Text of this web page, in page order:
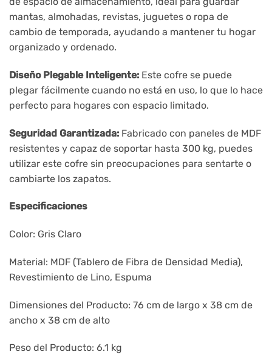
mantas, almohadas, revistas, juguetes o ropa de
cambio de temporada, ayudando a mantener tu hogar
organizado y ordenado.
Diseño Plegable Inteligente: Este cofre se puede
plegar fácilmente cuando no está en uso, lo que lo hace
perfecto para hogares con espacio limitado.
Seguridad Garantizada: Fabricado con paneles de MDF
resistentes y capaz de soportar hasta 300 kg, puedes
utilizar este cofre sin preocupaciones para sentarte o
cambiarte los zapatos.
Especificaciones
Color: Gris Claro
Material: MDF (Tablero de Fibra de Densidad Media),
Revestimiento de Lino, Espuma
Dimensiones del Producto: 76 cm de largo x 38 cm de
ancho x 38 cm de alto
Peso del Producto: 6.1 kg